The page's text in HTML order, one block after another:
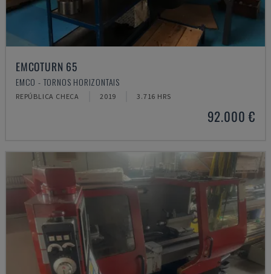
EMCOTURN 65
EMCO - TORNOS HORIZONTAIS
REPÚBLICA CHECA 2019 3.716 HRS
92.000 €